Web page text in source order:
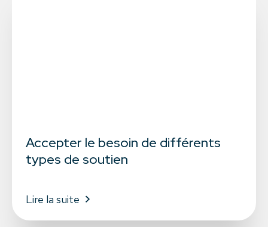
Accepter le besoin de différents
types de soutien
Lire la suite